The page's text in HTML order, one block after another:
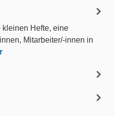
kleinen Hefte, eine
Mitarbeiter/-innen in